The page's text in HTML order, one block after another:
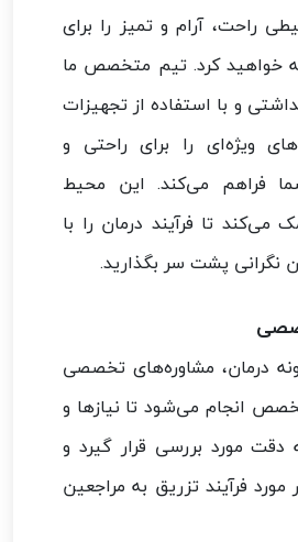
راحت، آرام و تمیز را برای
خواهید کرد. تیم متخصص ما
و با استفاده از تجهیزات
ویژه‌ای را برای راحتی و
فراهم می‌کند. این محیط
می‌کند تا فرآیند درمان را با
نگرانی پشت سر بگذارید.
درمان، مشاوره‌های تخصصی
انجام می‌شود تا نیازها و
دقت مورد بررسی قرار گیرد و
فرآیند تزریق به مراجعین